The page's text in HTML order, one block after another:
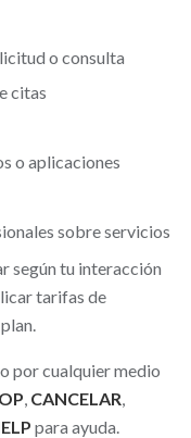
o consulta
citas
o aplicaciones
sobre servicios
según tu interacción
tarifas de
por cualquier medio
, CANCELAR,
para ayuda.